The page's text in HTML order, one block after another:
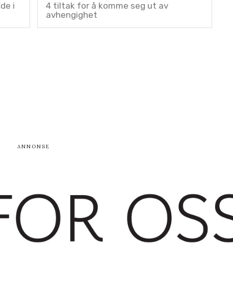
i
4 tiltak for å komme seg ut av
avhengighet